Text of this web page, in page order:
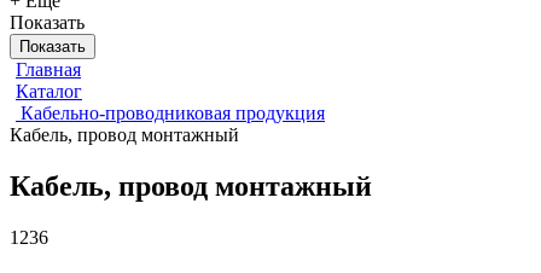
Показать
Показать
Главная
Каталог
Кабельно-проводниковая продукция
Кабель, провод монтажный
Кабель, провод монтажный
1236